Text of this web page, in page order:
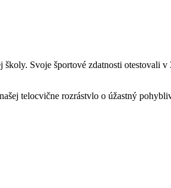
Svoje športové zdatnosti otestovali
telocvične rozrástvlo o úžastný